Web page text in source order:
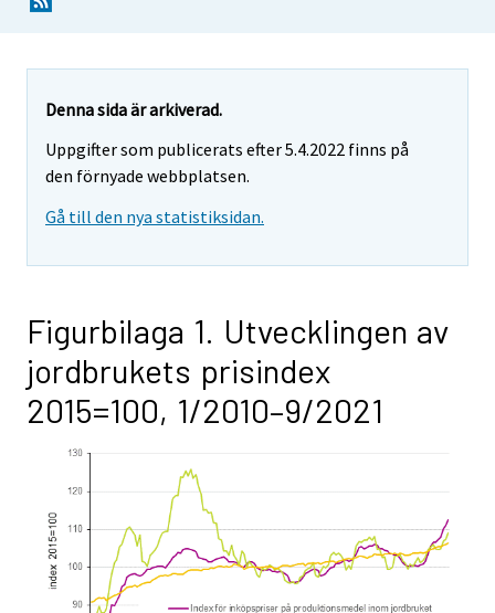
Denna sida är arkiverad.
Uppgifter som publicerats efter 5.4.2022 finns på
den förnyade webbplatsen.
Gå till den nya statistiksidan.
Figurbilaga 1. Utvecklingen av
jordbrukets prisindex
2015=100, 1/2010–9/2021